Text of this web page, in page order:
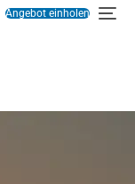
Angebot einholen